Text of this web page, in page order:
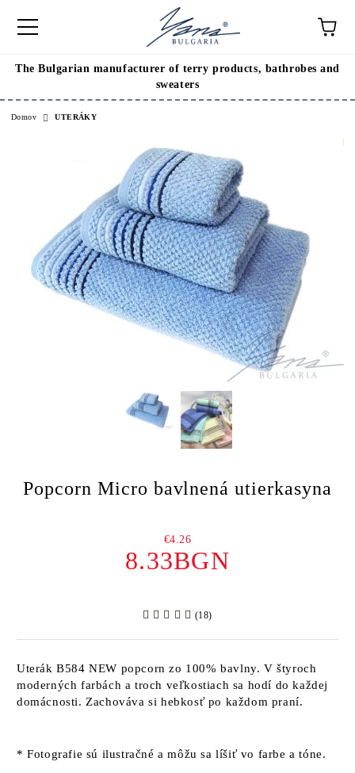
The Bulgarian manufacturer of terry products, bathrobes and
sweaters
Domov UTERÁKY
Popcorn Micro bavlnená utierkasyna
€4.26
8.33BGN
(18)
Uterák B584 NEW popcorn zo 100% bavlny. V štyroch
moderných farbách a troch veľkostiach sa hodí do každej
domácnosti. Zachováva si hebkosť po každom praní.
* Fotografie sú ilustračné a môžu sa líšiť vo farbe a tóne.